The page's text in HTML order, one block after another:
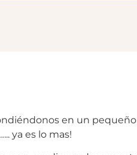
en un pequeño
ya es lo mas!